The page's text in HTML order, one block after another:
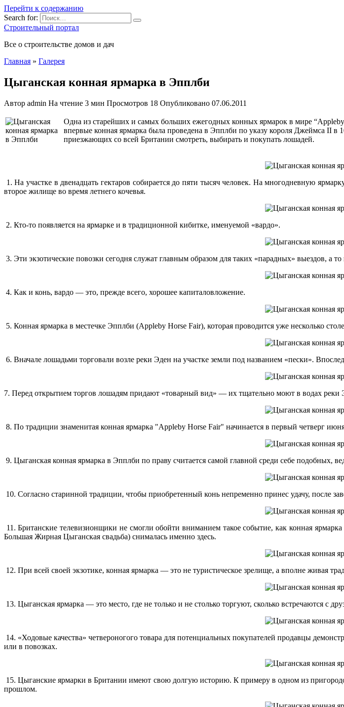
Перейти к содержанию
Search for:
Строительный портал
Все о строительстве домов и дач
Главная » Галерея
Цыганская конная ярмарка в Эпплби
Автор admin На чтение 3 мин Просмотров 18 Опубликовано 07.06.2011
Одна из старейших и самых больших ежегодных конных ярмарок в мире
впервые конная ярмарка была проведена в Эпплби по указу короля Джеймса II в
приезжающих со всей Британии смотреть, выбирать и покупать лошадей.
1. На участке в двенадцать гектаров собирается до пяти тысяч человек. На многодневную
второе жилище во время летнего кочевья.
2. Кто-то появляется на ярмарке и в традиционной кибитке, именуемой «вардо».
3. Эти экзотические повозки сегодня служат главным образом для таких «парадных» выездов, а
4. Как и конь, вардо — это, прежде всего, хорошее капиталовложение.
5. Конная ярмарка в местечке Эпплби (Appleby Horse Fair), которая проводится уже несколько
6. Вначале лошадьми торговали возле реки Эден на участке земли под названием «пески».
7. Перед открытием торгов лошадям придают «товарный вид» — их тщательно моют в водах
8. По традиции знаменитая конная ярмарка "Appleby Horse Fair" начинается в первый четверг
9. Цыганская конная ярмарка в Эпплби по праву считается самой главной среди себе подобных,
10. Согласно старинной традиции, чтобы приобретенный конь непременно принес удачу, после
11. Британские телевизионщики не смогли обойти вниманием такое событие, как конная
Большая Жирная Цыганская свадьба) снималась именно здесь.
12. При всей своей экзотике, конная ярмарка — это не туристическое зрелище, а вполне живая
13. Цыганская ярмарка — это место, где не только и не столько торгуют, сколько встречаются с
14. «Ходовые качества» четвероногого товара для потенциальных покупателей продавцы
или в повозках.
15. Цыганские ярмарки в Британии имеют свою долгую историю. К примеру в одном из
прошлом.